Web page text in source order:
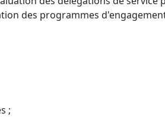
des programmes
;